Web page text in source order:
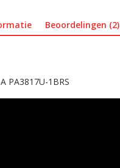
Beoordelingen (2)
PA3817U-1BRS